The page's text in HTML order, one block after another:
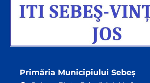
Primăria Municipiului Sebeș